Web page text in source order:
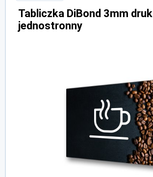
Tabliczka DiBond 3mm druk
jednostronny